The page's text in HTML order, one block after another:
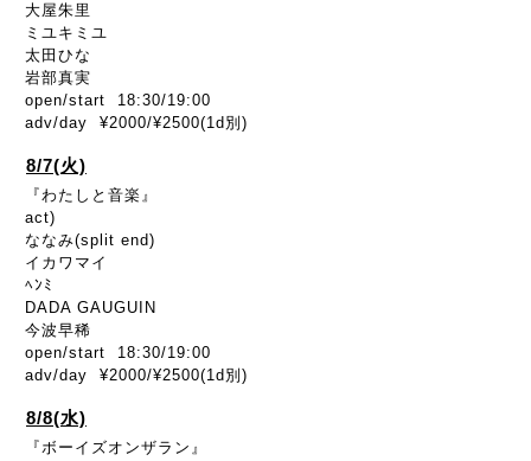
大屋朱里
ミユキミユ
太田ひな
岩部真実
open/start 18:30/19:00
adv/day ¥2000/¥2500(1d別)
8/7(火)
『わたしと音楽』
act)
ななみ(split end)
イカワマイ
ﾍﾝﾐ
DADA GAUGUIN
今波早稀
open/start 18:30/19:00
adv/day ¥2000/¥2500(1d別)
8/8(水)
『ボーイズオンザラン』